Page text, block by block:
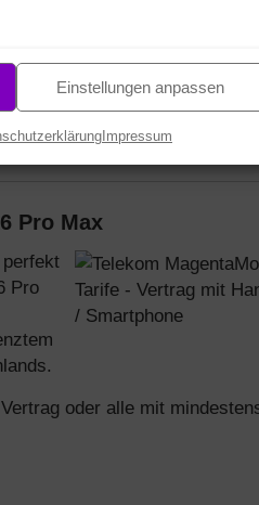
Einstellungen anpassen
Impressum
Pro Max
Pro
oder alle mit